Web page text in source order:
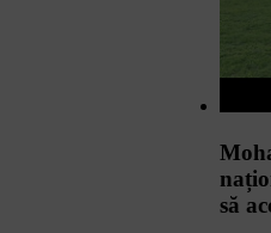
să